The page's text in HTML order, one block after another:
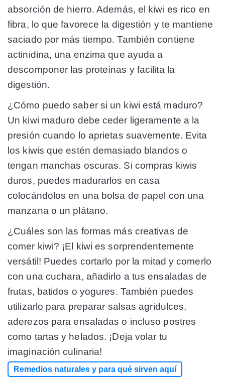
absorción de hierro. Además, el kiwi es rico en
fibra, lo que favorece la digestión y te mantiene
saciado por más tiempo. También contiene
actinidina, una enzima que ayuda a
descomponer las proteínas y facilita la
digestión.
¿Cómo puedo saber si un kiwi está maduro?
Un kiwi maduro debe ceder ligeramente a la
presión cuando lo aprietas suavemente. Evita
los kiwis que estén demasiado blandos o
tengan manchas oscuras. Si compras kiwis
duros, puedes madurarlos en casa
colocándolos en una bolsa de papel con una
manzana o un plátano.
¿Cuáles son las formas más creativas de
comer kiwi? ¡El kiwi es sorprendentemente
versátil! Puedes cortarlo por la mitad y comerlo
con una cuchara, añadirlo a tus ensaladas de
frutas, batidos o yogures. También puedes
utilizarlo para preparar salsas agridulces,
aderezos para ensaladas o incluso postres
como tartas y helados. ¡Deja volar tu
imaginación culinaria!
Remedios naturales y para qué sirven aquí